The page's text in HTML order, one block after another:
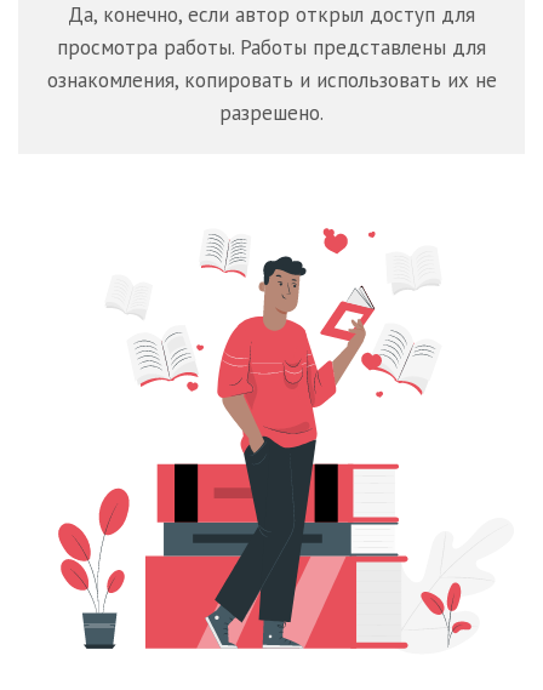
Да, конечно, если автор открыл доступ для
просмотра работы. Работы представлены для
ознакомления, копировать и использовать их не
разрешено.